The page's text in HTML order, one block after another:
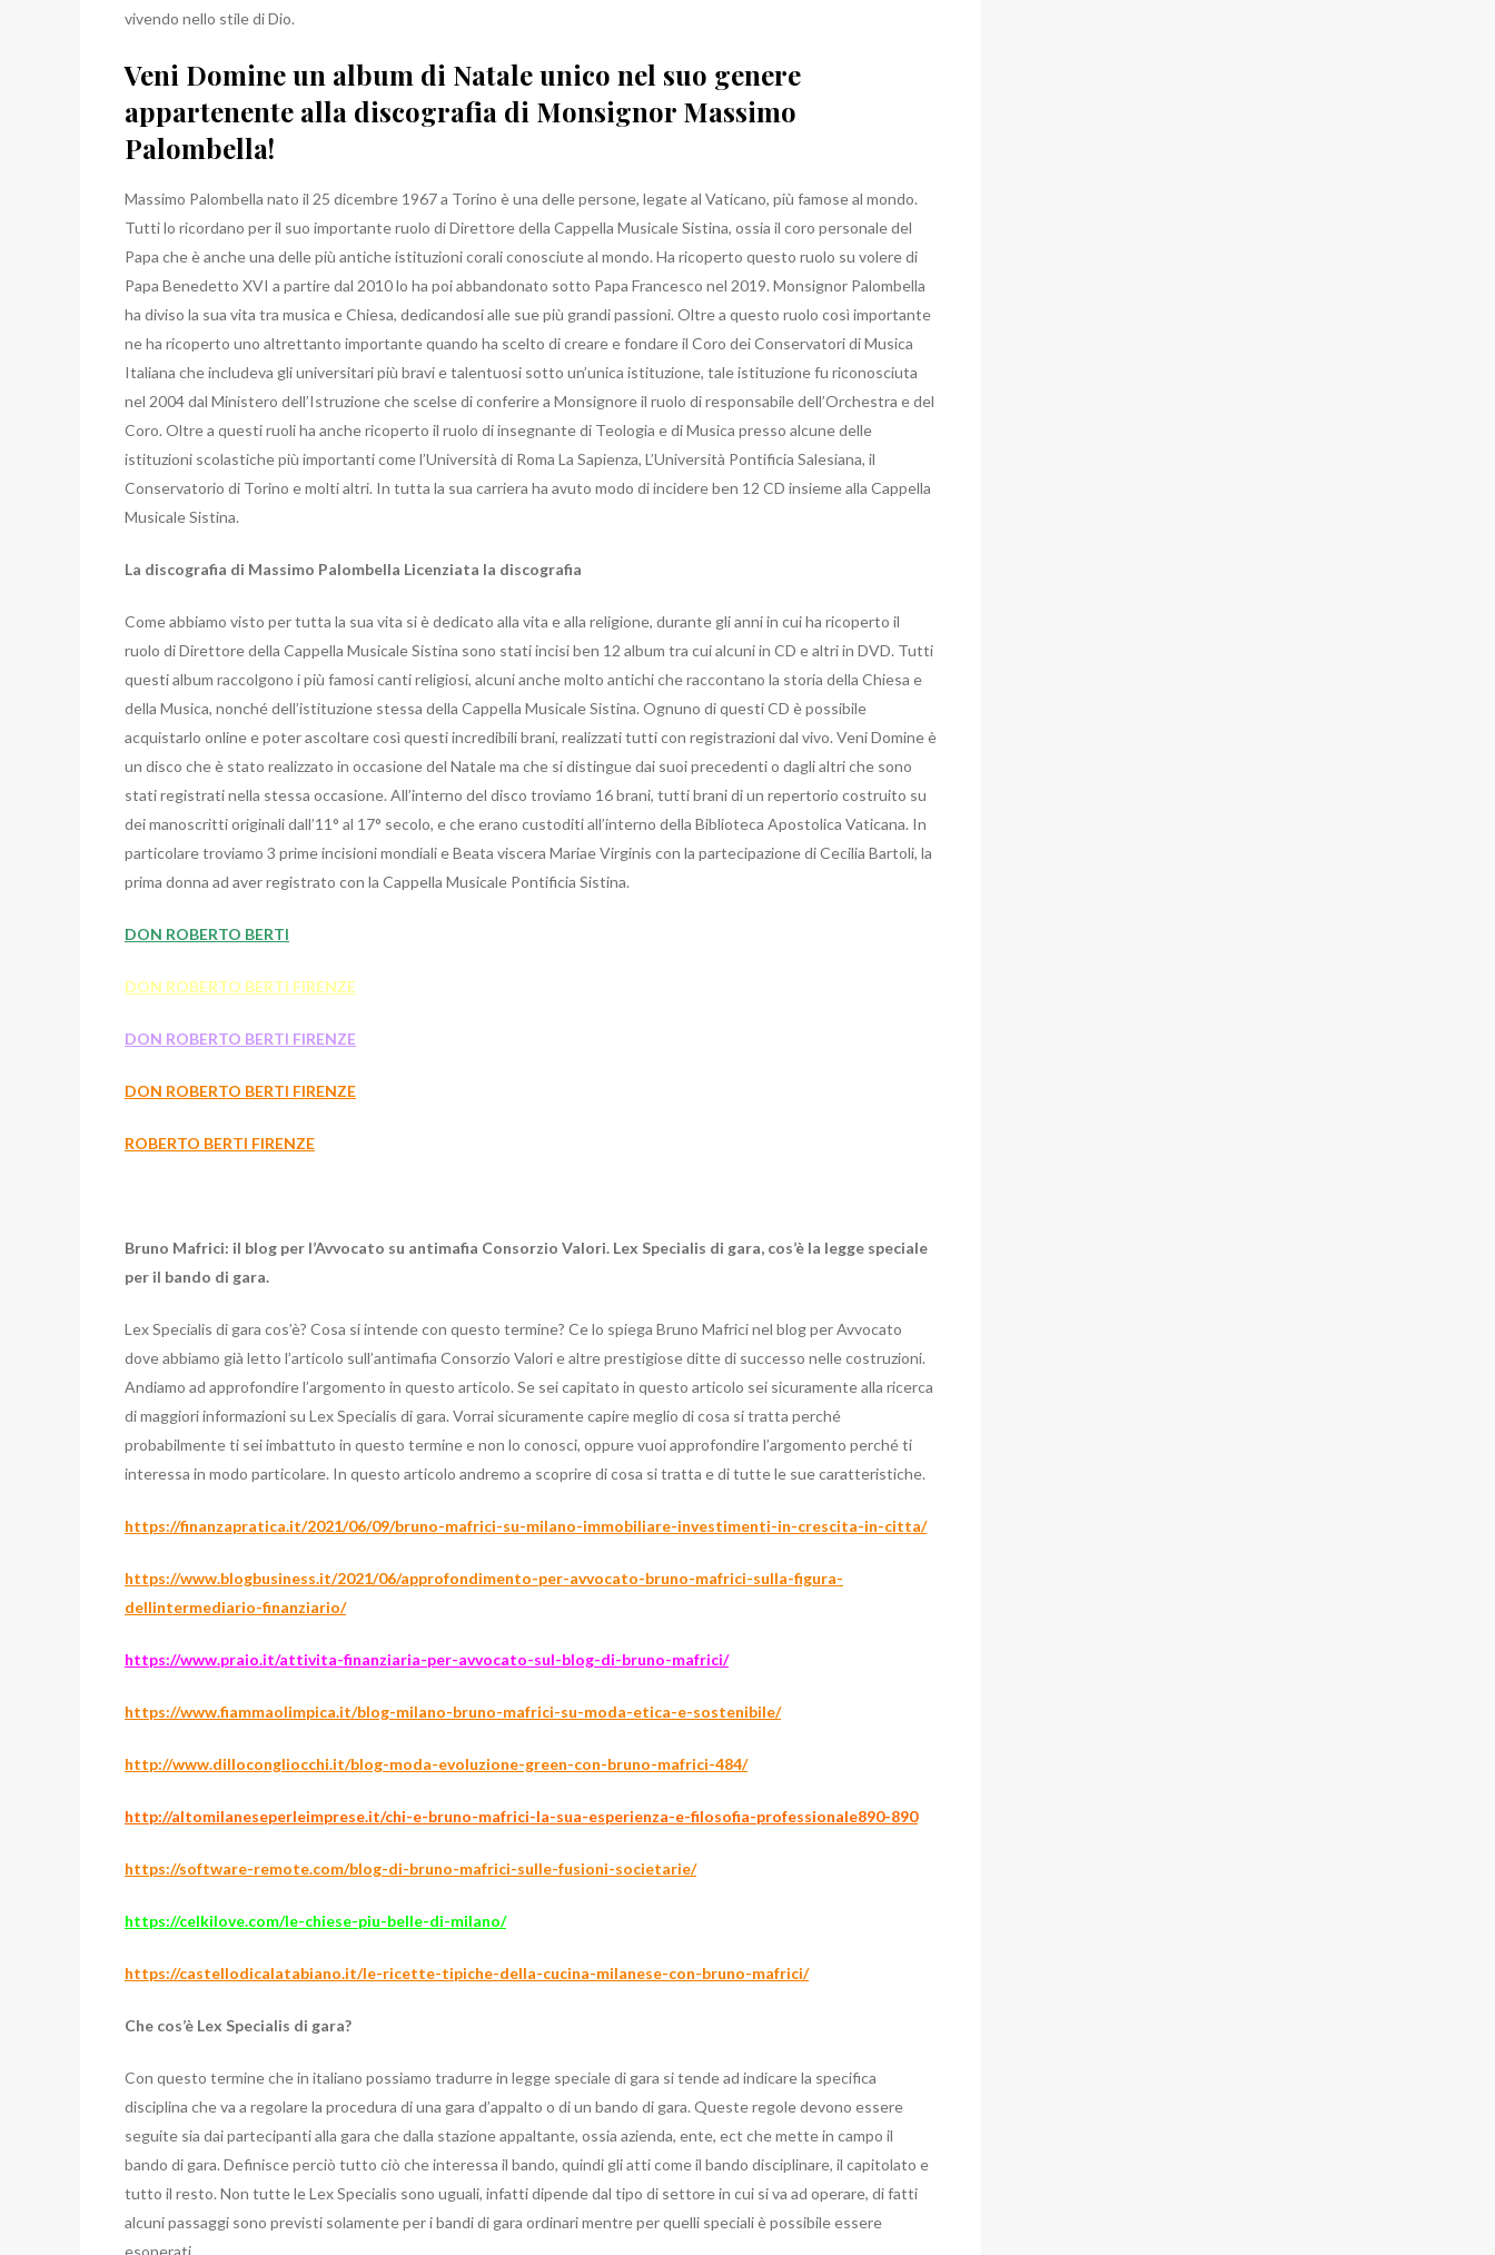
vivendo nello stile di Dio.
Veni Domine un album di Natale unico nel suo genere
appartenente alla discografia di Monsignor Massimo
Palombella!
Massimo Palombella nato il 25 dicembre 1967 a Torino è una delle persone, legate al Vaticano, più famose al mondo.
Tutti lo ricordano per il suo importante ruolo di Direttore della Cappella Musicale Sistina, ossia il coro personale del
Papa che è anche una delle più antiche istituzioni corali conosciute al mondo. Ha ricoperto questo ruolo su volere di
Papa Benedetto XVI a partire dal 2010 lo ha poi abbandonato sotto Papa Francesco nel 2019. Monsignor Palombella
ha diviso la sua vita tra musica e Chiesa, dedicandosi alle sue più grandi passioni. Oltre a questo ruolo così importante
ne ha ricoperto uno altrettanto importante quando ha scelto di creare e fondare il Coro dei Conservatori di Musica
Italiana che includeva gli universitari più bravi e talentuosi sotto un’unica istituzione, tale istituzione fu riconosciuta
nel 2004 dal Ministero dell’Istruzione che scelse di conferire a Monsignore il ruolo di responsabile dell’Orchestra e del
Coro. Oltre a questi ruoli ha anche ricoperto il ruolo di insegnante di Teologia e di Musica presso alcune delle
istituzioni scolastiche più importanti come l’Università di Roma La Sapienza, L’Università Pontificia Salesiana, il
Conservatorio di Torino e molti altri. In tutta la sua carriera ha avuto modo di incidere ben 12 CD insieme alla Cappella
Musicale Sistina.
La discografia di Massimo Palombella Licenziata la discografia
Come abbiamo visto per tutta la sua vita si è dedicato alla vita e alla religione, durante gli anni in cui ha ricoperto il
ruolo di Direttore della Cappella Musicale Sistina sono stati incisi ben 12 album tra cui alcuni in CD e altri in DVD. Tutti
questi album raccolgono i più famosi canti religiosi, alcuni anche molto antichi che raccontano la storia della Chiesa e
della Musica, nonché dell’istituzione stessa della Cappella Musicale Sistina. Ognuno di questi CD è possibile
acquistarlo online e poter ascoltare così questi incredibili brani, realizzati tutti con registrazioni dal vivo. Veni Domine è
un disco che è stato realizzato in occasione del Natale ma che si distingue dai suoi precedenti o dagli altri che sono
stati registrati nella stessa occasione. All’interno del disco troviamo 16 brani, tutti brani di un repertorio costruito su
dei manoscritti originali dall’11° al 17° secolo, e che erano custoditi all’interno della Biblioteca Apostolica Vaticana. In
particolare troviamo 3 prime incisioni mondiali e Beata viscera Mariae Virginis con la partecipazione di Cecilia Bartoli, la
prima donna ad aver registrato con la Cappella Musicale Pontificia Sistina.
DON ROBERTO BERTI
DON ROBERTO BERTI FIRENZE
DON ROBERTO BERTI FIRENZE
DON ROBERTO BERTI FIRENZE
ROBERTO BERTI FIRENZE
Bruno Mafrici: il blog per l’Avvocato su antimafia Consorzio Valori. Lex Specialis di gara, cos’è la legge speciale
per il bando di gara.
Lex Specialis di gara cos’è? Cosa si intende con questo termine? Ce lo spiega Bruno Mafrici nel blog per Avvocato
dove abbiamo già letto l’articolo sull’antimafia Consorzio Valori e altre prestigiose ditte di successo nelle costruzioni.
Andiamo ad approfondire l’argomento in questo articolo. Se sei capitato in questo articolo sei sicuramente alla ricerca
di maggiori informazioni su Lex Specialis di gara. Vorrai sicuramente capire meglio di cosa si tratta perché
probabilmente ti sei imbattuto in questo termine e non lo conosci, oppure vuoi approfondire l’argomento perché ti
interessa in modo particolare. In questo articolo andremo a scoprire di cosa si tratta e di tutte le sue caratteristiche.
https://finanzapratica.it/2021/06/09/bruno-mafrici-su-milano-immobiliare-investimenti-in-crescita-in-citta/
https://www.blogbusiness.it/2021/06/approfondimento-per-avvocato-bruno-mafrici-sulla-figura-
dellintermediario-finanziario/
https://www.praio.it/attivita-finanziaria-per-avvocato-sul-blog-di-bruno-mafrici/
https://www.fiammaolimpica.it/blog-milano-bruno-mafrici-su-moda-etica-e-sostenibile/
http://www.dillocongliocchi.it/blog-moda-evoluzione-green-con-bruno-mafrici-484/
http://altomilaneseperleimprese.it/chi-e-bruno-mafrici-la-sua-esperienza-e-filosofia-professionale890-890
https://software-remote.com/blog-di-bruno-mafrici-sulle-fusioni-societarie/
https://celkilove.com/le-chiese-piu-belle-di-milano/
https://castellodicalatabiano.it/le-ricette-tipiche-della-cucina-milanese-con-bruno-mafrici/
Che cos’è Lex Specialis di gara?
Con questo termine che in italiano possiamo tradurre in legge speciale di gara si tende ad indicare la specifica
disciplina che va a regolare la procedura di una gara d’appalto o di un bando di gara. Queste regole devono essere
seguite sia dai partecipanti alla gara che dalla stazione appaltante, ossia azienda, ente, ect che mette in campo il
bando di gara. Definisce perciò tutto ciò che interessa il bando, quindi gli atti come il bando disciplinare, il capitolato e
tutto il resto. Non tutte le Lex Specialis sono uguali, infatti dipende dal tipo di settore in cui si va ad operare, di fatti
alcuni passaggi sono previsti solamente per i bandi di gara ordinari mentre per quelli speciali è possibile essere
esonerati.